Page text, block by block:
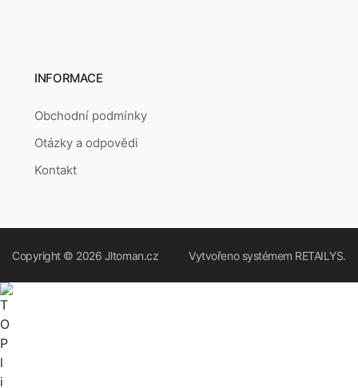
INFORMACE
Obchodní podmínky
Otázky a odpovědi
Kontakt
Copyright © 2026 Jltoman.cz Vytvořeno systémem RETAILYS.